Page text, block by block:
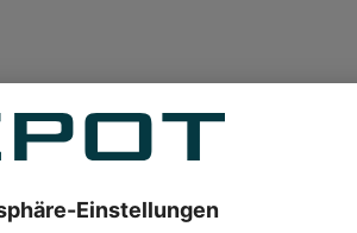
erhältst du ab einem
kann nur einmal
Mitarbeiterrabatten).
Bücher sowie bereits